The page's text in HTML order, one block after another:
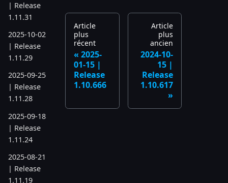
| Release
1.11.31
2025-10-02
| Release
1.11.29
2025-09-25
| Release
1.11.28
2025-09-18
| Release
1.11.24
2025-08-21
| Release
1.11.19
Article
plus
récent
2025-
01-15 |
Release
1.10.666
Article
plus
ancien
2024-10-
15 |
Release
1.10.617